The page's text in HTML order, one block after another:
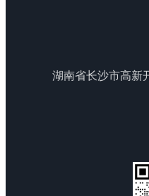
湖南省长沙市高新